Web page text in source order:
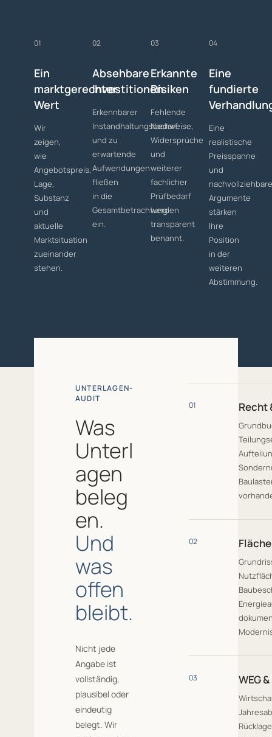
01
Ein
marktgerechter
Wert
Wir
zeigen,
wie
Angebotspreis,
Lage,
Substanz
und
aktuelle
Marktsituation
zueinander
stehen.
02
Absehbare
Investitionen
Erkennbarer
Instandhaltungsbedarf
und zu
erwartende
Aufwendungen
fließen
in die
Gesamtbetrachtung
ein.
03
Erkannte
Risiken
Fehlende
Nachweise,
Widersprüche
und
weiterer
fachlicher
Prüfbedarf
werden
transparent
benannt.
04
Eine
fundierte
Eine
realistische
Preisspanne
und
nachvollziehbare
Argumente
stärken
Ihre
Position
in der
weiteren
Abstimmung.
UNTERLAGEN-
AUDIT
Was
Unterl
agen
beleg
en.
Und
was
offen
bleibt.
Nicht jede
Angabe ist
vollständig,
plausibel oder
eindeutig
belegt. Wir
01 Recht
02
03 WEG